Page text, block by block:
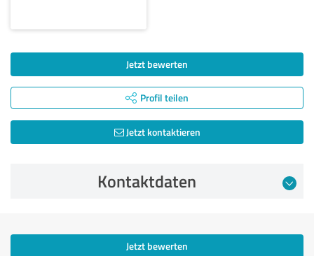
Jetzt bewerten
Profil teilen
Jetzt kontaktieren
Kontaktdaten
Jetzt bewerten